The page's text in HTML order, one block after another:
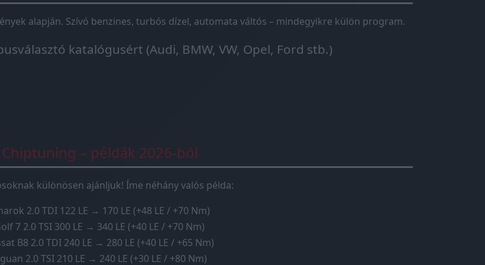
alapján. Szívó benzines, turbós dízel, automata váltós – mindegyikre külön program.
katalógusért (Audi, BMW, VW, Opel, Ford stb.)
Chiptuning – példák 2026-ból
különösen ajánljuk! Íme néhány valós példa:
2.0 TDI 122 LE → 170 LE (+48 LE / +70 Nm)
7 2.0 TSI 300 LE → 340 LE (+40 LE / +70 Nm)
B8 2.0 TDI 240 LE → 280 LE (+40 LE / +65 Nm)
2.0 TSI 210 LE → 240 LE (+30 LE / +80 Nm)